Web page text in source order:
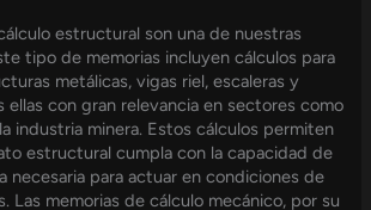
estructural son una de nuestras
tipo de memorias incluyen cálculos para
metálicas, vigas riel, escaleras y
ellas con gran relevancia en sectores como
industria minera. Estos cálculos permiten
estructural cumpla con la capacidad de
necesaria para actuar en condiciones de
Las memorias de cálculo mecánico, por su